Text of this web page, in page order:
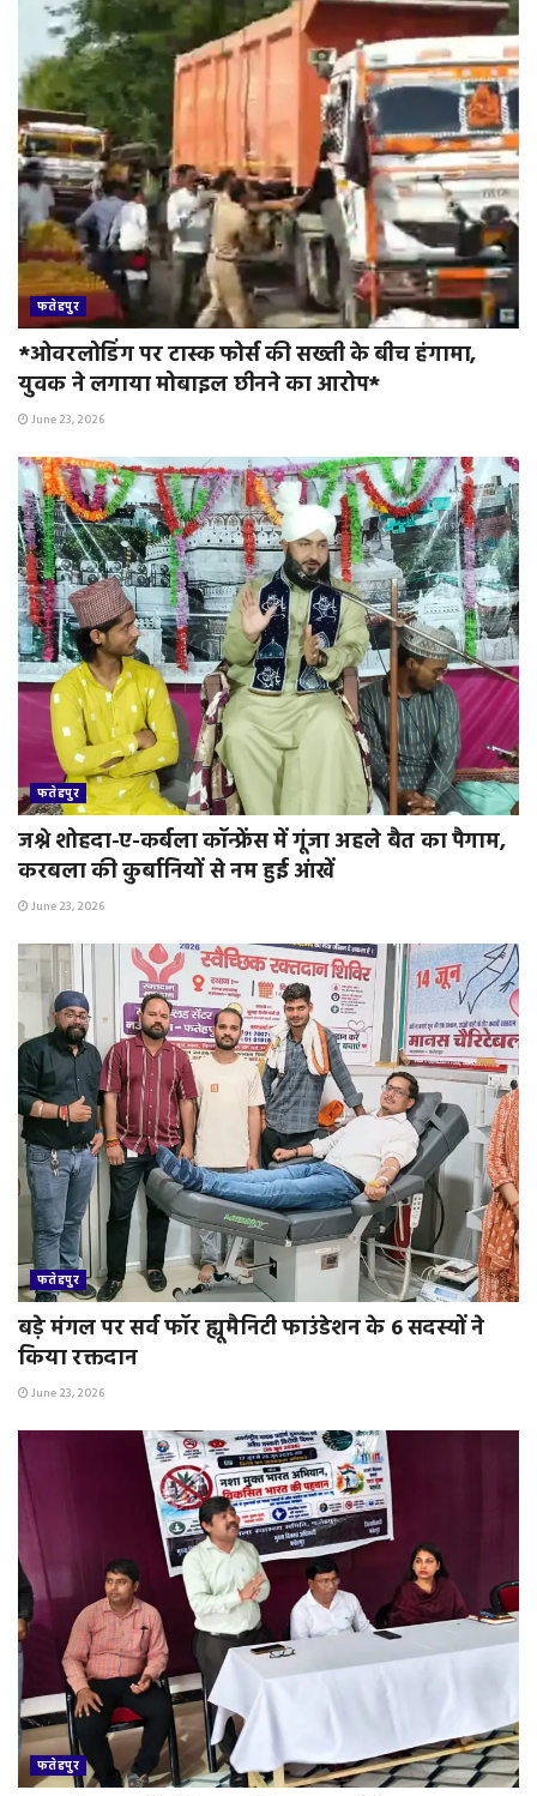
फतेहपुर
*ओवरलोडिंग पर टास्क फोर्स की सख्ती के बीच हंगामा,
युवक ने लगाया मोबाइल छीनने का आरोप*
June 23, 2026
फतेहपुर
जश्ने शोहदा-ए-कर्बला कॉन्फ्रेंस में गूंजा अहले बैत का पैगाम,
करबला की कुर्बानियों से नम हुई आंखें
June 23, 2026
फतेहपुर
बड़े मंगल पर सर्व फॉर ह्यूमैनिटी फाउंडेशन के 6 सदस्यों ने
किया रक्तदान
June 23, 2026
फतेहपुर